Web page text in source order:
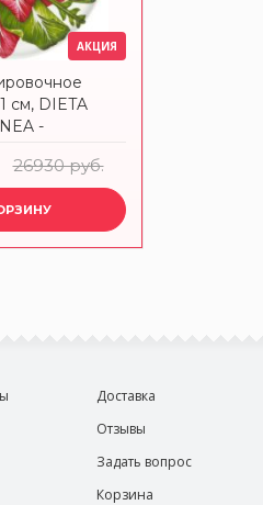
АКЦИЯ
см, DIETA
-
26930 руб.
Доставка
Отзывы
Задать вопрос
Корзина